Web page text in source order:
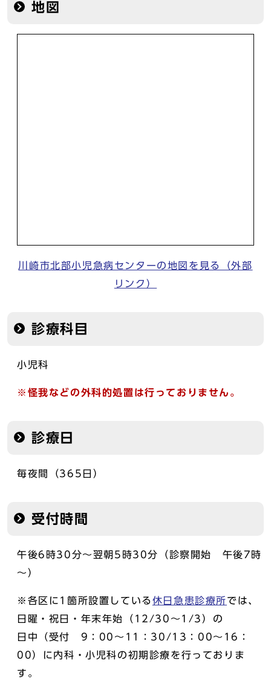
地図
川崎市北部小児急病センターの地図を見る（外部
リンク）
診療科目
小児科
※怪我などの外科的処置は行っておりません。
診療日
毎夜間（365日）
受付時間
午後6時30分～翌朝5時30分（診察開始 午後7時
～）
※各区に1箇所設置している 休日急患診療所では、
日曜・祝日・年末年始（12/30～1/3）の
日中（受付 9：00～11：30/13：00～16：
00）に内科・小児科の初期診療を行っておりま
す。